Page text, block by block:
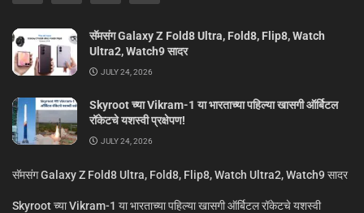
सॅमसंग Galaxy Z Fold8 Ultra, Fold8, Flip8, Watch
Ultra2, Watch9 सादर
JULY 24, 2026
Skyroot च्या Vikram-1 या भारताच्या पहिल्या खासगी ऑर्बिटल
रॉकेटचे यशस्वी प्रक्षेपण!
JULY 24, 2026
सॅमसंग Galaxy Z Fold8 Ultra, Fold8, Flip8, Watch Ultra2, Watch9 सादर
Skyroot च्या Vikram-1 या भारताच्या पहिल्या खासगी ऑर्बिटल रॉकेटचे यशस्वी